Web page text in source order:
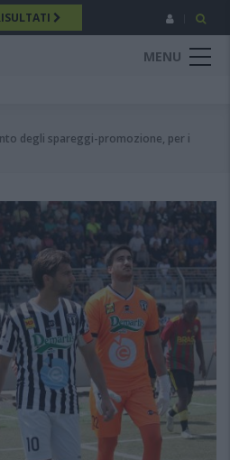
MENU
degli spareggi-promozione, per i